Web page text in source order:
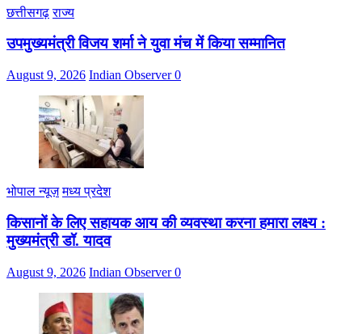
छत्तीसगढ़ राज्य
उपमुख्यमंत्री विजय शर्मा ने युवा मंच में किया सम्मानित
August 9, 2026 Indian Observer0
भोपाल न्यूज़ मध्य प्रदेश
किसानों के लिए सहायक आय की व्यवस्था करना हमारा लक्ष्य :
मुख्यमंत्री डॉ. यादव
August 9, 2026 Indian Observer0